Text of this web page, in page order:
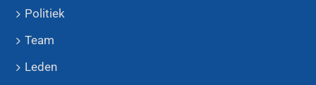
Politiek
Team
Leden